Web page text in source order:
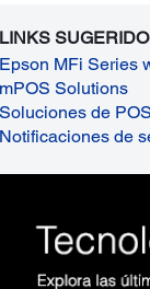
LINKS
Epson MFi Series
mPOS Solutions
Soluciones de
Notificaciones de